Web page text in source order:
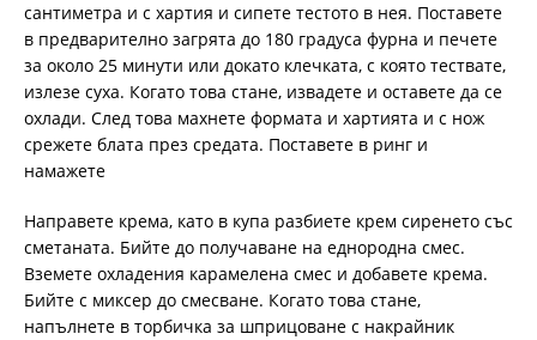
сантиметра и с хартия и сипете тестото в нея. Поставете
в предварително загрята до 180 градуса фурна и печете
за около 25 минути или докато клечката, с която тествате,
излезе суха. Когато това стане, извадете и оставете да се
охлади. След това махнете формата и хартията и с нож
срежете блата през средата. Поставете в ринг и
намажете
Направете крема, като в купа разбиете крем сиренето със
сметаната. Бийте до получаване на еднородна смес.
Вземете охладения карамелена смес и добавете крема.
Бийте с миксер до смесване. Когато това стане,
напълнете в торбичка за шприцоване с накрайник